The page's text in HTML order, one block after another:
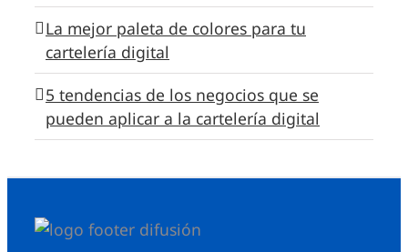
La mejor paleta de colores para tu
cartelería digital
5 tendencias de los negocios que se
pueden aplicar a la cartelería digital